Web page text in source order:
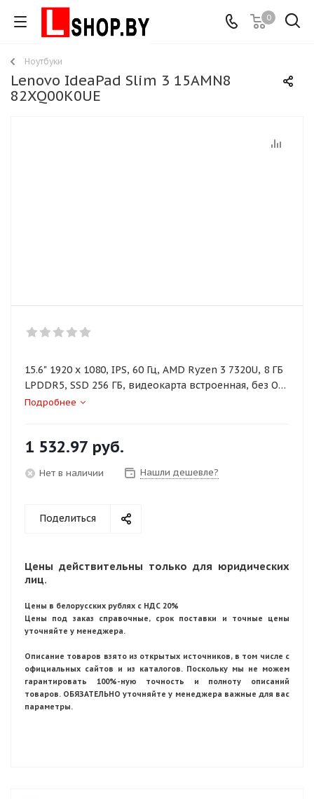
0
Ноутбуки
Lenovo IdeaPad Slim 3 15AMN8
82XQ00K0UE
15.6" 1920 x 1080, IPS, 60 Гц, AMD Ryzen 3 7320U, 8 ГБ
LPDDR5, SSD 256 ГБ, видеокарта встроенная, без ОС,
цвет крышки серый, аккумулятор 47 Вт·ч
Подробнее
1 532.97 руб.
Нет в наличии Нашли дешевле?
Поделиться
Цены действительны только для юридических
лиц.
Цены в белорусских рублях с НДС 20%
Цены под заказ справочные, срок поставки и точные цены
уточняйте у менеджера.
Описание товаров взято из открытых источников, в том числе с
официальных сайтов и из каталогов. Поскольку мы не можем
гарантировать 100%-ную точность и полноту описаний
товаров. ОБЯЗАТЕЛЬНО уточняйте у менеджера важные для вас
параметры.